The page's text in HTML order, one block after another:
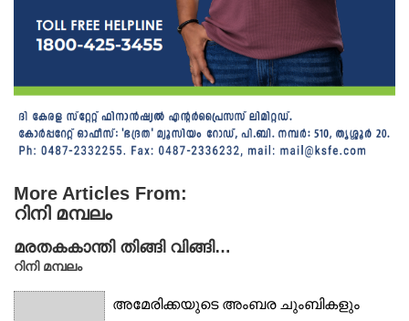
More Articles From:
റിനി മമ്പലം
മരതകകാന്തി തിങ്ങി വിങ്ങി…
റിനി മമ്പലം
അമേരിക്കയുടെ അംബര ചുംബികളും